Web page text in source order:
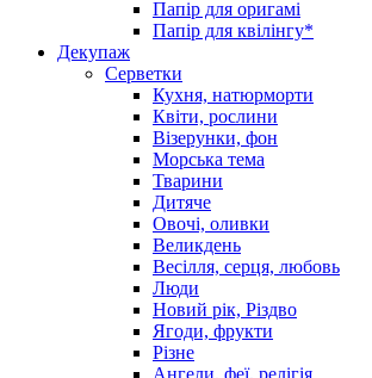
Папір для оригамі
Папір для квілінгу*
Декупаж
Серветки
Кухня, натюрморти
Квіти, рослини
Візерунки, фон
Морська тема
Тварини
Дитяче
Овочі, оливки
Великдень
Весілля, серця, любовь
Люди
Новий рік, Різдво
Ягоди, фрукти
Різне
Ангели, феї, релігія